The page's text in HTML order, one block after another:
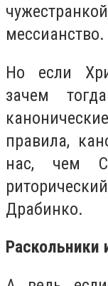
мессианство.
Но если
зачем
правила,
нас, чем
Драбинко.